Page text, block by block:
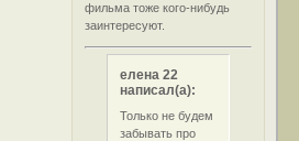
фильма тоже кого-нибудь
заинтересуют.
елена 22
написал(а):
Только не будем
забывать про